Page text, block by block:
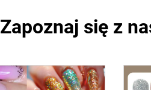
Zapoznaj się z